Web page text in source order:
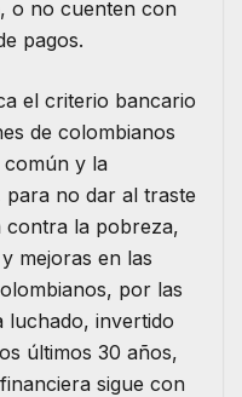
o no cuenten con
pagos.
el criterio bancario
de colombianos
común y la
para no dar al traste
contra la pobreza,
mejoras en las
por las
luchado, invertido
últimos 30 años,
sigue con